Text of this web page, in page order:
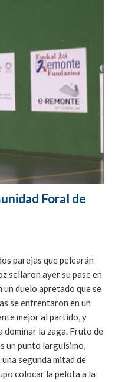
Foral de
parejas que pelearán
sellaron ayer su pase en
duelo apretado que se
se enfrentaron en un
mejor al partido, y
dominar la zaga. Fruto de
un punto larguísimo,
segunda mitad de
colocar la pelota a la